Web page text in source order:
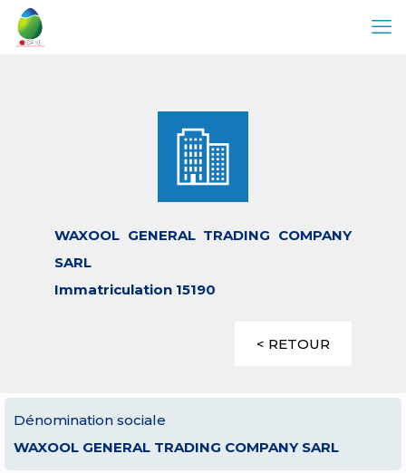
WAXOOL GENERAL TRADING COMPANY
SARL
Immatriculation 15190
< RETOUR
Dénomination sociale
WAXOOL GENERAL TRADING COMPANY SARL